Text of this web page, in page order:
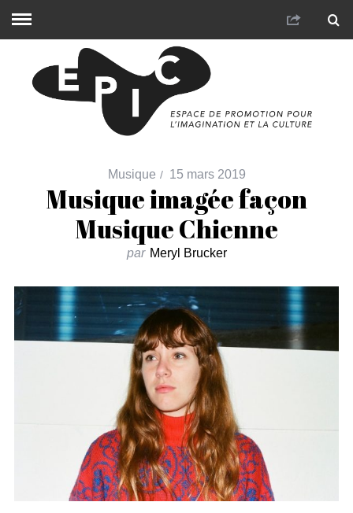
Musique 15 mars 2019
Musique imagée façon
Musique Chienne
par Meryl Brucker